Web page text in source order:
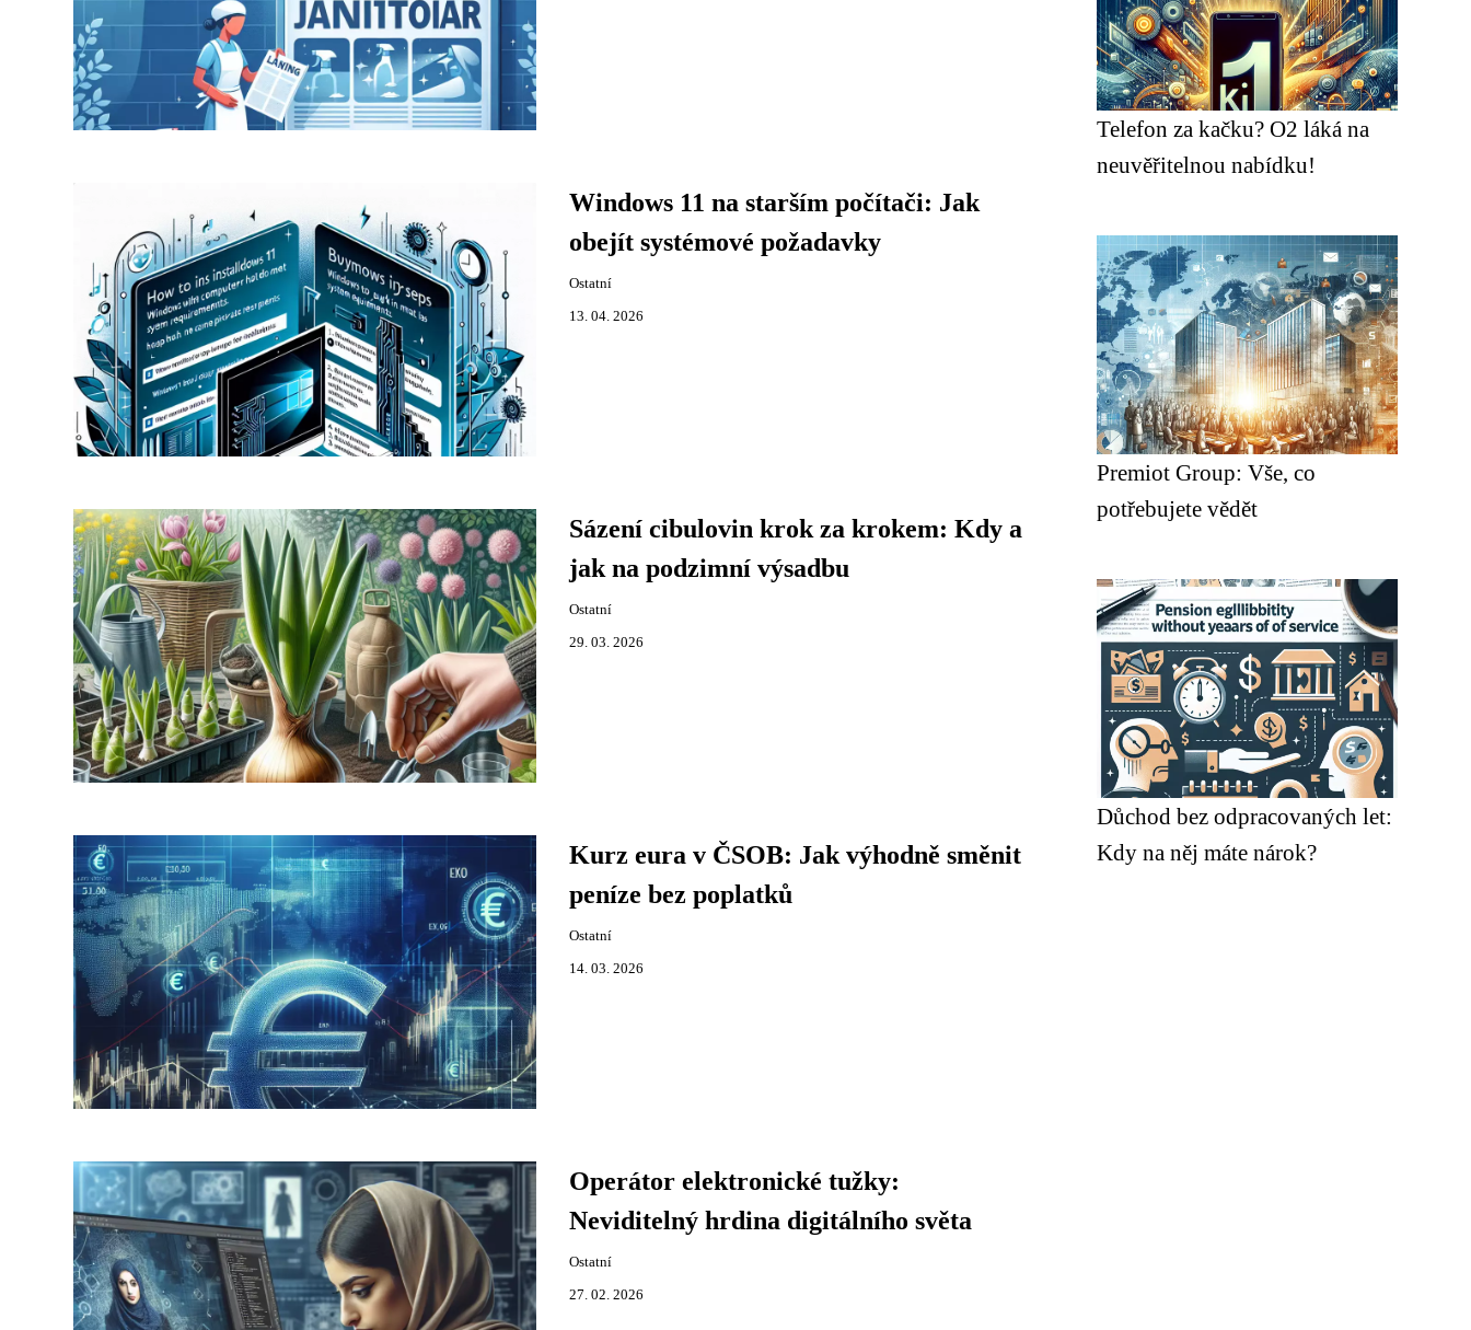
Windows 11 na starším počítači: Jak
obejít systémové požadavky
Ostatní
13. 04. 2026
Sázení cibulovin krok za krokem: Kdy a
jak na podzimní výsadbu
Ostatní
29. 03. 2026
Kurz eura v ČSOB: Jak výhodně směnit
peníze bez poplatků
Ostatní
14. 03. 2026
Operátor elektronické tužky:
Neviditelný hrdina digitálního světa
Ostatní
27. 02. 2026
Telefon za kačku? O2 láká na
neuvěřitelnou nabídku!
Premiot Group: Vše, co
potřebujete vědět
Důchod bez odpracovaných let:
Kdy na něj máte nárok?